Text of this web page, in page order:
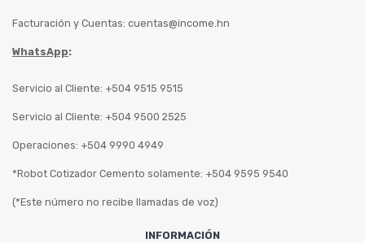
Facturación y Cuentas: cuentas@income.hn
WhatsApp:
Servicio al Cliente: +504 9515 9515
Servicio al Cliente: +504 9500 2525
Operaciones: +504 9990 4949
*Robot Cotizador Cemento solamente: +504 9595 9540
(*Este número no recibe llamadas de voz)
INFORMACIÓN